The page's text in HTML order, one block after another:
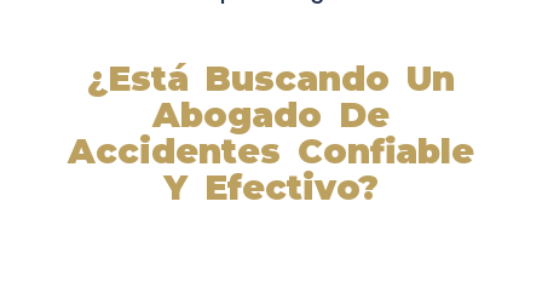
¿Está Buscando Un
Abogado De
Accidentes Confiable
Y Efectivo?